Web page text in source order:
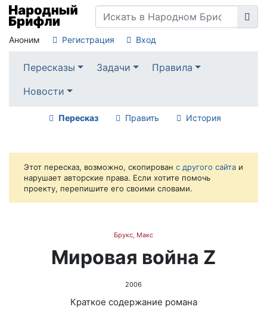
Аноним Регистрация Вход
Пересказы Задачи
Правила
Новости
Пересказ Править История
Этот пересказ, возможно, скопирован с другого сайта и
нарушает авторские права. Если хотите помочь
проекту, перепишите его своими словами.
Брукс, Макс
Мировая война Z
2006
Краткое содержание романа